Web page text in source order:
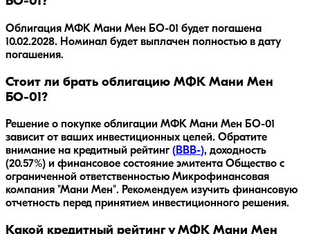
Облигация МФК Мани Мен БО-01 будет погашена
10.02.2028. Номинал будет выплачен полностью в дату
погашения.
Стоит ли брать облигацию МФК Мани Мен
БО-01?
Решение о покупке облигации МФК Мани Мен БО-01
зависит от ваших инвестиционных целей. Обратите
внимание на кредитный рейтинг (BBB-), доходность
(20.57%) и финансовое состояние эмитента Общество с
ограниченной ответственностью Микрофинансовая
компания "Мани Мен". Рекомендуем изучить финансовую
отчетность перед принятием инвестиционного решения.
Какой кредитный рейтинг у МФК Мани Мен